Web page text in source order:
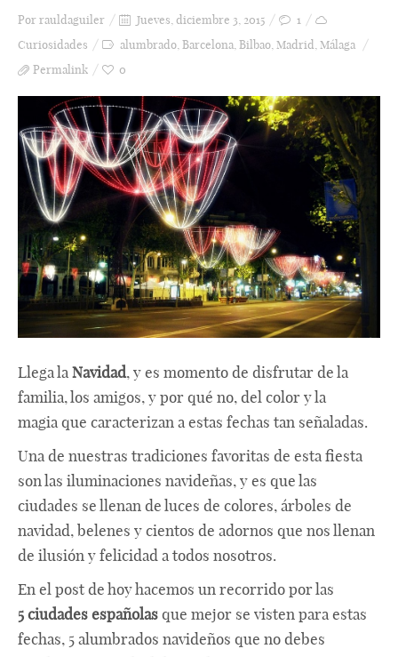
Porrauldaguiler Jueves, diciembre 3, 2015
1
Curiosidades
alumbrado Barcelona Bilbao Madrid Málaga
Permalink
0
Llega laNavidad, y es momento de disfrutar de la
familia, los amigos, y por qué no, del color y la
magia que caracterizan a estas fechas tan señaladas.
Una de nuestras tradiciones favoritas de esta fiesta
son las iluminaciones navideñas, y es que las
ciudades se llenan de luces de colores, árboles de
navidad, belenes y cientos de adornos que nos llenan
de ilusión y felicidad a todos nosotros.
En el post de hoy hacemos un recorrido por las
5 ciudades españolasque mejor se visten para estas
fechas, 5 alumbrados navideños que no debes